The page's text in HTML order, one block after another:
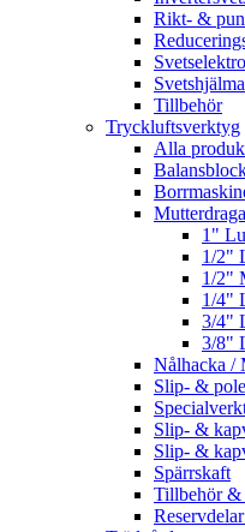
Rikt- &
Tillbehör
Tryckluftsverktyg
Alla
1"
1/2"
1/2"
1/4"
3/4"
3/8"
Nålhacka /
Slip- &
Slip- &
Slip- &
Spärrskaft
Tillbehör &